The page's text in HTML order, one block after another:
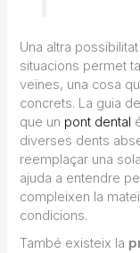
Una altra
situacions permet
veïnes, una cosa
concrets. La guia
que un pont dental
diverses dents
reemplaçar una
ajuda a entendre
compleixen la
condicions.
També existeix la